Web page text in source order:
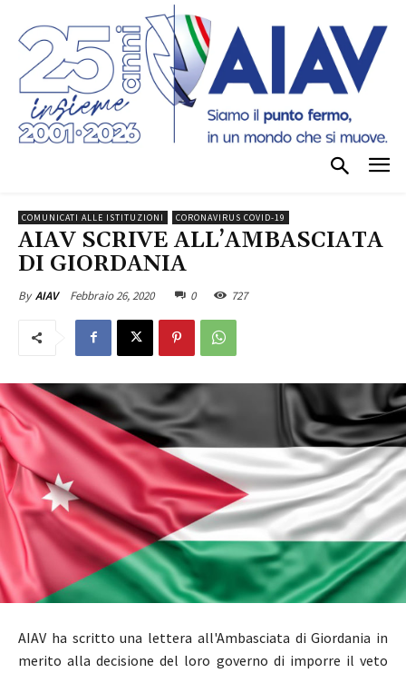
COMUNICATI ALLE ISTITUZIONI CORONAVIRUS COVID-19
AIAV SCRIVE ALL’AMBASCIATA
DI GIORDANIA
By AIAV Febbraio 26, 2020 0 727
AIAV ha scritto una lettera all'Ambasciata di Giordania in
merito alla decisione del loro governo di imporre il veto